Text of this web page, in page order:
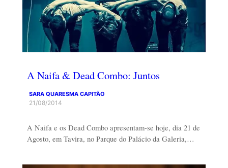
A Naifa & Dead Combo: Juntos
SARA QUARESMA CAPITÃO
21/08/2014
A Naifa e os Dead Combo apresentam-se hoje, dia 21 de
Agosto, em Tavira, no Parque do Palácio da Galeria,…